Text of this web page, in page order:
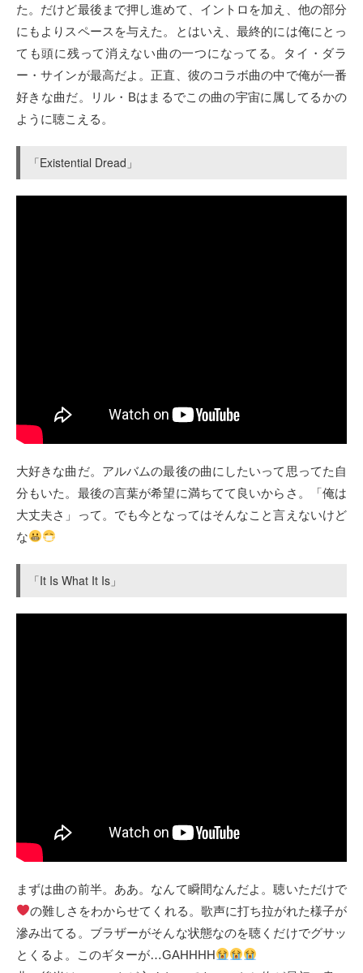
た。だけど最後まで押し進めて、イントロを加え、他の部分
にもよりスペースを与えた。とはいえ、最終的には俺にとっ
ても頭に残って消えない曲の一つになってる。タイ・ダラ
ー・サインが最高だよ。正直、彼のコラボ曲の中で俺が一番
好きな曲だ。リル・Bはまるでこの曲の宇宙に属してるかの
ように聴こえる。
「Existential Dread」
大好きな曲だ。アルバムの最後の曲にしたいって思ってた自
分もいた。最後の言葉が希望に満ちてて良いからさ。「俺は
大丈夫さ」って。でも今となってはそんなこと言えないけど
な
「It Is What It Is」
まずは曲の前半。ああ。なんて瞬間なんだよ。聴いただけで
の難しさをわからせてくれる。歌声に打ち拉がれた様子が
滲み出てる。ブラザーがそんな状態なのを聴くだけでグサッ
とくるよ。このギターが…GAHHHH